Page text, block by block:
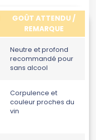
GOÛT ATTENDU /
REMARQUE
Neutre et profond
recommandé pour
sans alcool
Corpulence et
couleur proches du
vin